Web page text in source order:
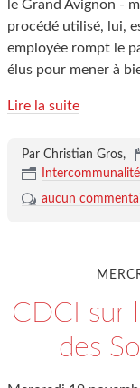
le Grand Avignon -
procédé utilisé, lui,
employée rompt le
élus pour mener à
Lire la suite
Par Christian Gros,
Intercommunalité
aucun
CDCI sur
des